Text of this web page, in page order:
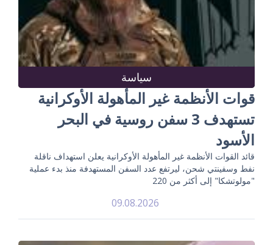
سياسة
قوات الأنظمة غير المأهولة الأوكرانية
تستهدف 3 سفن روسية في البحر
الأسود
قائد القوات الأنظمة غير المأهولة الأوكرانية يعلن استهداف ناقلة
نفط وسفينتي شحن، ليرتفع عدد السفن المستهدفة منذ بدء عملية
"مولوتشكا" إلى أكثر من 220
09.08.2026